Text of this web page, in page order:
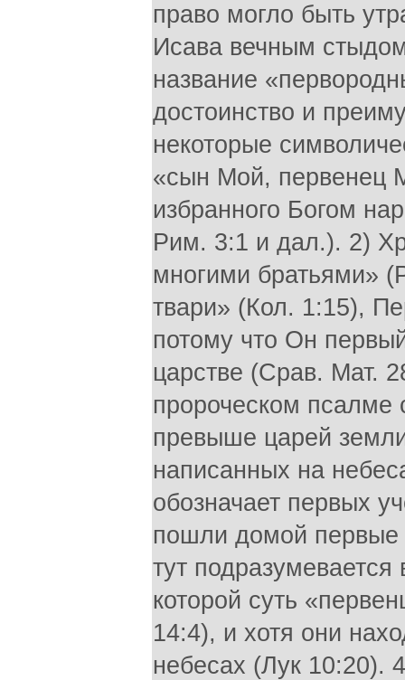
право могло быть
Исава вечным
название
достоинство и
некоторые
«сын Мой, первенец
избранного Богом
Рим. 3:1 и дал.). 2)
многими братьями»
твари» (Кол. 1:15),
потому что Он
царстве (Срав. Мат.
пророческом
превыше царей
написанных на
обозначает первых
пошли домой
тут
которой суть
14:4), и хотя они
небесах (Лук 10:20).